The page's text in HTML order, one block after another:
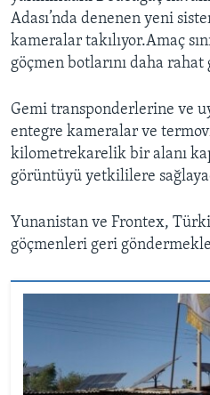
Adası’nda denenen yeni
kameralar takılıyor.Amaç
göçmen botlarını daha
Gemi transponderlerine ve
entegre kameralar ve
kilometrekarelik bir alanı
görüntüyü yetkililere
Yunanistan ve Frontex,
göçmenleri geri